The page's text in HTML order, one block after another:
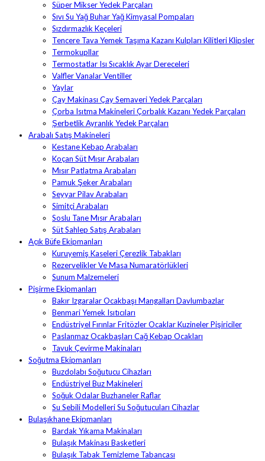
Süper Mikser Yedek Parçaları
Sıvı Su Yağ Buhar Yağ Kimyasal Pompaları
Sızdırmazlık Keçeleri
Tencere Tava Yemek Taşıma Kazanı Kulpları Kilitleri Klipsler
Termokupllar
Termostatlar Isı Sıcaklık Ayar Dereceleri
Valfler Vanalar Ventiller
Yaylar
Çay Makinası Çay Semaveri Yedek Parçaları
Çorba Isıtma Makineleri Çorbalık Kazanı Yedek Parçaları
Şerbetlik Ayranlık Yedek Parçaları
Arabalı Satış Makineleri
Kestane Kebap Arabaları
Koçan Süt Mısır Arabaları
Mısır Patlatma Arabaları
Pamuk Şeker Arabaları
Seyyar Pilav Arabaları
Simitçi Arabaları
Soslu Tane Mısır Arabaları
Süt Sahlep Satış Arabaları
Açık Büfe Ekipmanları
Kuruyemiş Kaseleri Çerezlik Tabakları
Rezervelikler Ve Masa Numaratörlükleri
Sunum Malzemeleri
Pişirme Ekipmanları
Bakır Izgaralar Ocakbaşı Mangalları Davlumbazlar
Benmari Yemek Isıtıcıları
Endüstriyel Fırınlar Fritözler Ocaklar Kuzineler Pişiriciler
Paslanmaz Ocakbaşları Cağ Kebap Ocakları
Tavuk Çevirme Makinaları
Soğutma Ekipmanları
Buzdolabı Soğutucu Cihazları
Endüstriyel Buz Makineleri
Soğuk Odalar Buzhaneler Raflar
Su Sebili Modelleri Su Soğutucuları Cihazlar
Bulaşıkhane Ekipmanları
Bardak Yıkama Makinaları
Bulaşık Makinası Basketleri
Bulaşık Tabak Temizleme Tabancası